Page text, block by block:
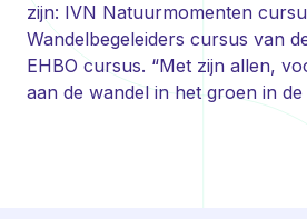
zijn: IVN Natuurmomenten
Wandelbegeleiders cursus van
EHBO cursus. “Met zijn allen,
aan de wandel in het groen in de